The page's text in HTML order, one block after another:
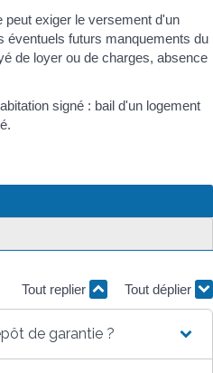
peut exiger le versement d'un
éventuels futurs manquements du
de loyer ou de charges, absence
signé : bail d'un logement
Tout replier Tout déplier
de garantie ?